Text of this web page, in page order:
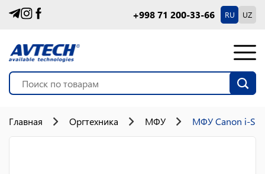
+998 71 200-33-66 RU UZ
Главная Оргтехника МФУ МФУ Canon i-